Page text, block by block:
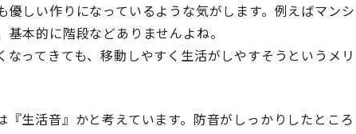
しい作りになっているような気がします。例えばマンシ
本的に階段などありませんよね。
ってきても、移動しやすく生活がしやすそうというメリ
生活音』かと考えています。防音がしっかりしたところ